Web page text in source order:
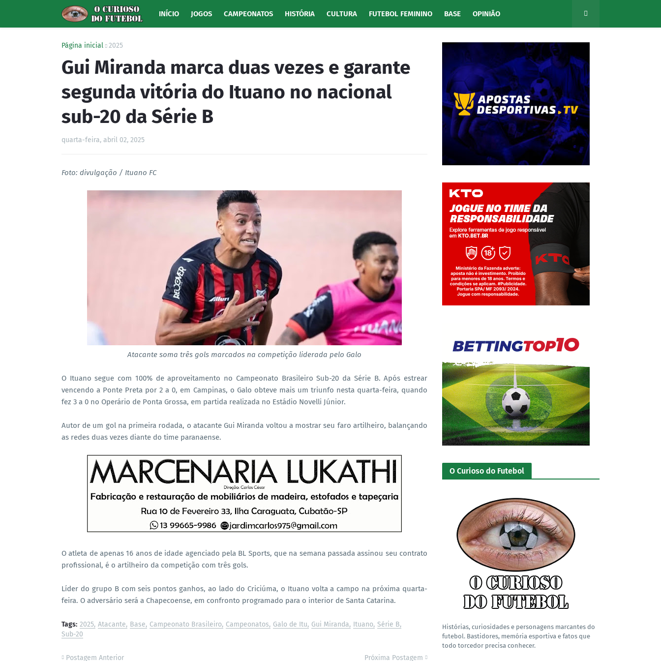
INÍCIO JOGOS CAMPEONATOS HISTÓRIA CULTURA FUTEBOL FEMININO BASE OPINIÃO
Página inicial 2025
Gui Miranda marca duas vezes e garante
segunda vitória do Ituano no nacional
sub-20 da Série B
quarta-feira, abril 02, 2025
Foto: divulgação / Ituano FC
Atacante soma três gols marcados na competição liderada pelo Galo
O Ituano segue com 100% de aproveitamento no Campeonato Brasileiro Sub-20 da Série B. Após estrear
vencendo a Ponte Preta por 2 a 0, em Campinas, o Galo obteve mais um triunfo nesta quarta-feira, quando
fez 3 a 0 no Operário de Ponta Grossa, em partida realizada no Estádio Novelli Júnior.
Autor de um gol na primeira rodada, o atacante Gui Miranda voltou a mostrar seu faro artilheiro, balançando
as redes duas vezes diante do time paranaense.
O atleta de apenas 16 anos de idade agenciado pela BL Sports, que na semana passada assinou seu contrato
profissional, é o artilheiro da competição com três gols.
Líder do grupo B com seis pontos ganhos, ao lado do Criciúma, o Ituano volta a campo na próxima quarta-
feira. O adversário será a Chapecoense, em confronto programado para o interior de Santa Catarina.
Tags: 2025 Atacante Base Campeonato Brasileiro Campeonatos Galo de Itu Gui Miranda Ituano Série B
Sub-20
Postagem Anterior Próxima Postagem
Jogue com responsabilidade. 18+
O Curioso do Futebol
Histórias, curiosidades e personagens marcantes do
futebol. Bastidores, memória esportiva e fatos que
todo torcedor precisa conhecer.